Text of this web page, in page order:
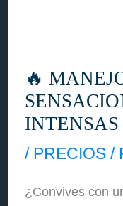
🔥
INTENSAS
/ PRECIOS /
¿Convives con